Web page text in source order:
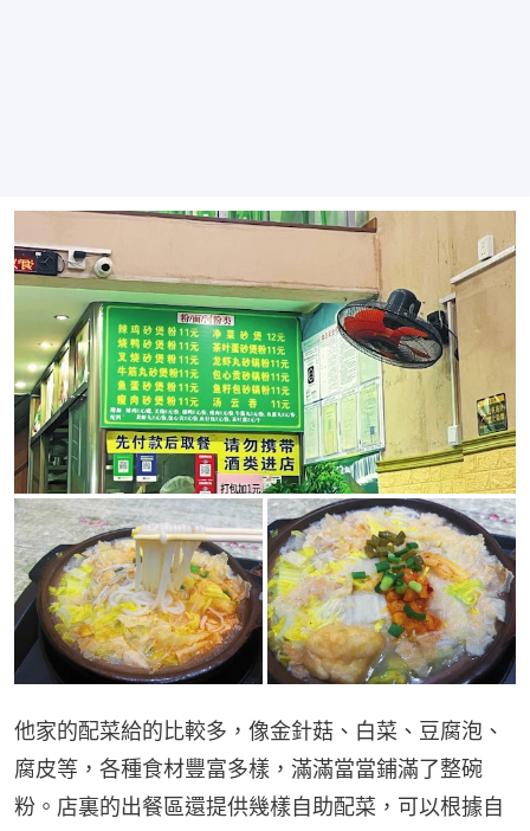
他家的配菜給的比較多，像金針菇、白菜、豆腐泡、
腐皮等，各種食材豐富多樣，滿滿當當鋪滿了整碗
粉。店裏的出餐區還提供幾樣自助配菜，可以根據自